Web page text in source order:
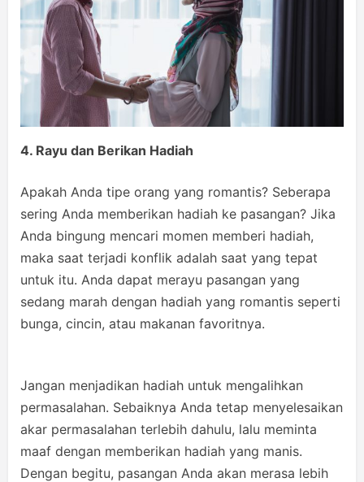
4. Rayu dan Berikan Hadiah
Apakah Anda tipe orang yang romantis? Seberapa
sering Anda memberikan hadiah ke pasangan? Jika
Anda bingung mencari momen memberi hadiah,
maka saat terjadi konflik adalah saat yang tepat
untuk itu. Anda dapat merayu pasangan yang
sedang marah dengan hadiah yang romantis seperti
bunga, cincin, atau makanan favoritnya.
Jangan menjadikan hadiah untuk mengalihkan
permasalahan. Sebaiknya Anda tetap menyelesaikan
akar permasalahan terlebih dahulu, lalu meminta
maaf dengan memberikan hadiah yang manis.
Dengan begitu, pasangan Anda akan merasa lebih